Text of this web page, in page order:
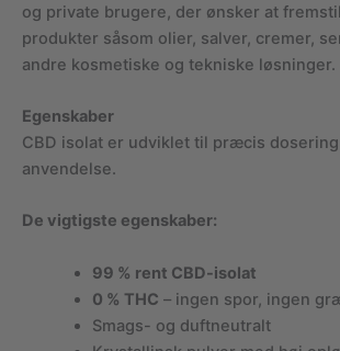
og private brugere, der ønsker at
produkter såsom olier, salver, cremer,
andre kosmetiske og tekniske løsninger.
Egenskaber
CBD isolat er udviklet til præcis
anvendelse.
De vigtigste egenskaber:
99 % rent CBD-isolat
0 % THC – ingen spor, ingen
Smags- og duftneutralt